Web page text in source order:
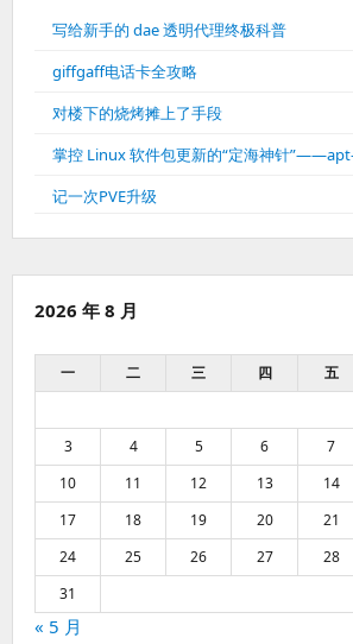
写给新手的 dae 透明代理终极科普
giffgaff电话卡全攻略
对楼下的烧烤摊上了手段
掌控 Linux 软件包更新的“定海神针
记一次PVE升级
2026 年 8 月
一 二 三 四 五
3
4 5 6 7
10
11 12 13 14
17
18 19 20 21
24
25 26 27 28
31
« 5 月